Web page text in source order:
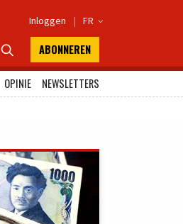
Inloggen | FR 
 ABONNEREN
OPINIE
NEWSLETTERS